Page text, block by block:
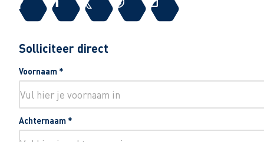
Solliciteer direct
Voornaam *
Achternaam *